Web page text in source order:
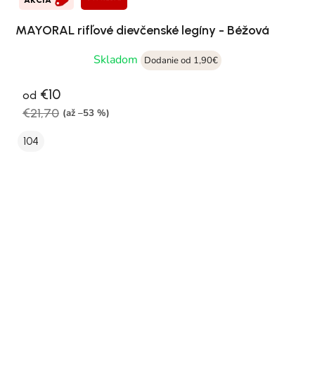
MAYORAL rifľové dievčenské legíny - Béžová
Skladom
Dodanie od 1,90€
od €10
€21,70 (až –53 %)
104